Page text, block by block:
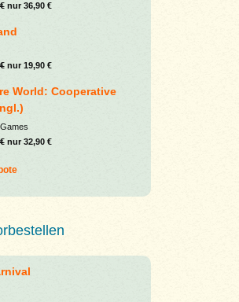
nur 36,90 €
nur 19,90 €
World: Cooperative
nur 32,90 €